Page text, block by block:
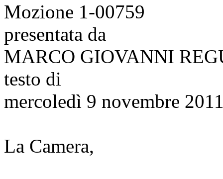
Mozione 1-00759
presentata da
MARCO GIOVANNI
testo di
mercoledì 9 novembre
La Camera,